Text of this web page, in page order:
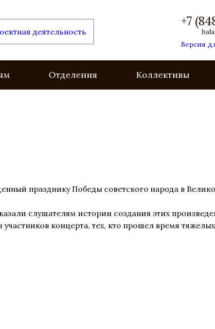
деятельность
+7
Версия
Отделения Коллективы
празднику Победы советского народа в
слушателям истории создания этих
концерта, тех, кто прошел время